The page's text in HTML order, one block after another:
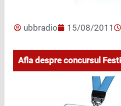
ubbradio 15/08/2011
Afla despre concursul